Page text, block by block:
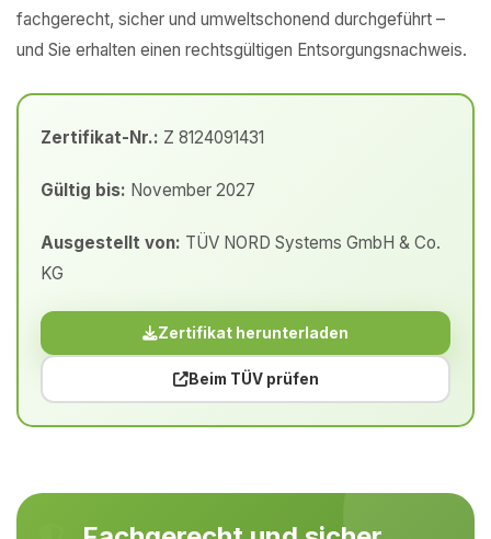
fachgerecht, sicher und umweltschonend durchgeführt –
und Sie erhalten einen rechtsgültigen Entsorgungsnachweis.
Zertifikat-Nr.: Z 8124091431
Gültig bis: November 2027
Ausgestellt von: TÜV NORD Systems GmbH & Co.
KG
Zertifikat herunterladen
Beim TÜV prüfen